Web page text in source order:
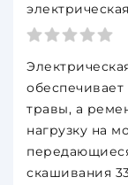
330мм, 25-65мм
травы, а
нагрузку на
скашивания